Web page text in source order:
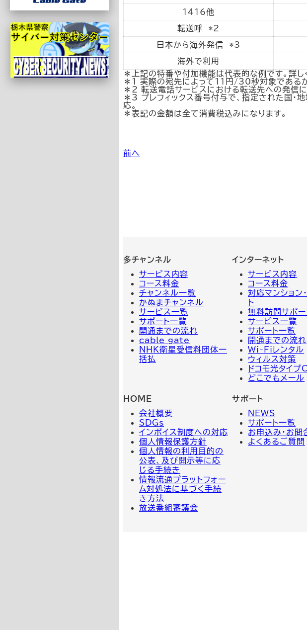
1416他
転送呼 *2
日本から海外発信 *3
海外で利用
＊上記の特番や付加機能は代表的な例です。詳し
＊1 実際の宛先によって11円/30秒対象であるか
＊2 転送電話サービスにおける転送先への発信
＊3 プレフィックス番号付与で、指定された国・
応。
＊表記の金額は全て消費税込みになります。
前へ
多チャンネル
サービス内容
コース料金
チャンネル一覧
かぬまチャンネル
サービス一覧
サポート一覧
開通までの流れ
cable gate
NHK衛星受信料団体一
括払
インターネット
サービス内容
コース料金
対応マンション
ト
無料訪問サポー
サービス一覧
サポート一覧
開通までの流れ
Wi-Fiレンタル
ウィルス対策
ドコモ光タイプC
どこでもメール
HOME
会社概要
SDGs
インボイス制度への対応
個人情報保護方針
個人情報の利用目的の
公表、及び開示等に応
じる手続き
情報流通プラットフォー
ム対処法に基づく手続
き方法
放送番組審議会
サポート
NEWS
サポート一覧
お申込み・お問
よくあるご質問